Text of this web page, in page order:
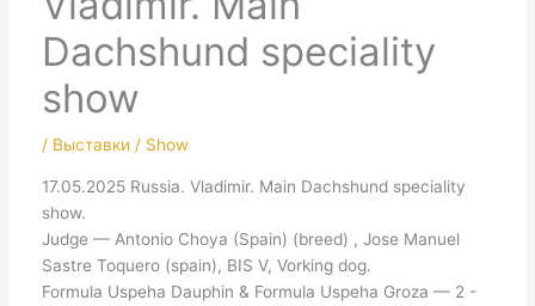
Dachshund speciality
show
/ Выставки / Show
17.05.2025 Russia. Vladimir. Main Dachshund speciality
show.
Judge — Antonio Choya (Spain) (breed) , Jose Manuel
Sastre Toquero (spain), BIS V, Vorking dog.
Formula Uspeha Dauphin & Formula Uspeha Groza — 2 -